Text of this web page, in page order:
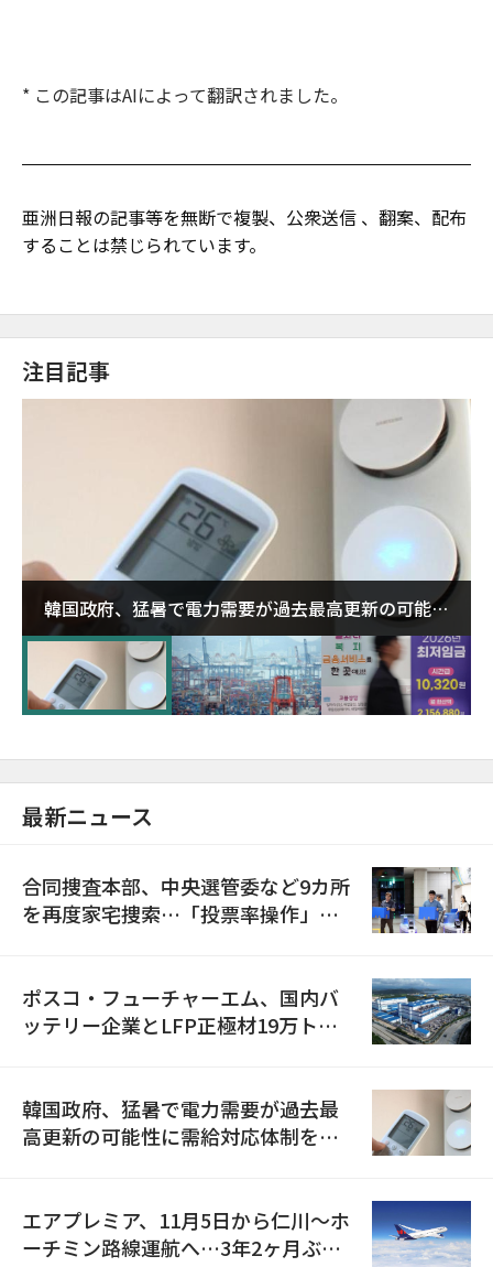
* この記事はAIによって翻訳されました。
亜洲日報の記事等を無断で複製、公衆送信 、翻案、配布
することは禁じられています。
注目記事
韓国政府、猛暑で電力需要が過去最高更新の可能性
に需給対応体制を点検
最新ニュース
合同捜査本部、中央選管委など9カ所
を再度家宅捜索…「投票率操作」の
ポスコ・フューチャーエム、国内バ
ッテリー企業とLFP正極材19万トン
韓国政府、猛暑で電力需要が過去最
高更新の可能性に需給対応体制を点
エアプレミア、11月5日から仁川〜ホ
ーチミン路線運航へ…3年2ヶ月ぶり